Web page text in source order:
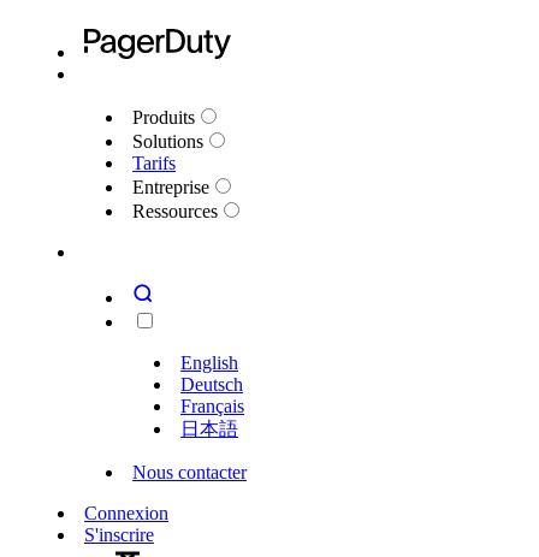
Produits
Solutions
Tarifs
Entreprise
Ressources
English
Deutsch
Français
日本語
Nous contacter
Connexion
S'inscrire